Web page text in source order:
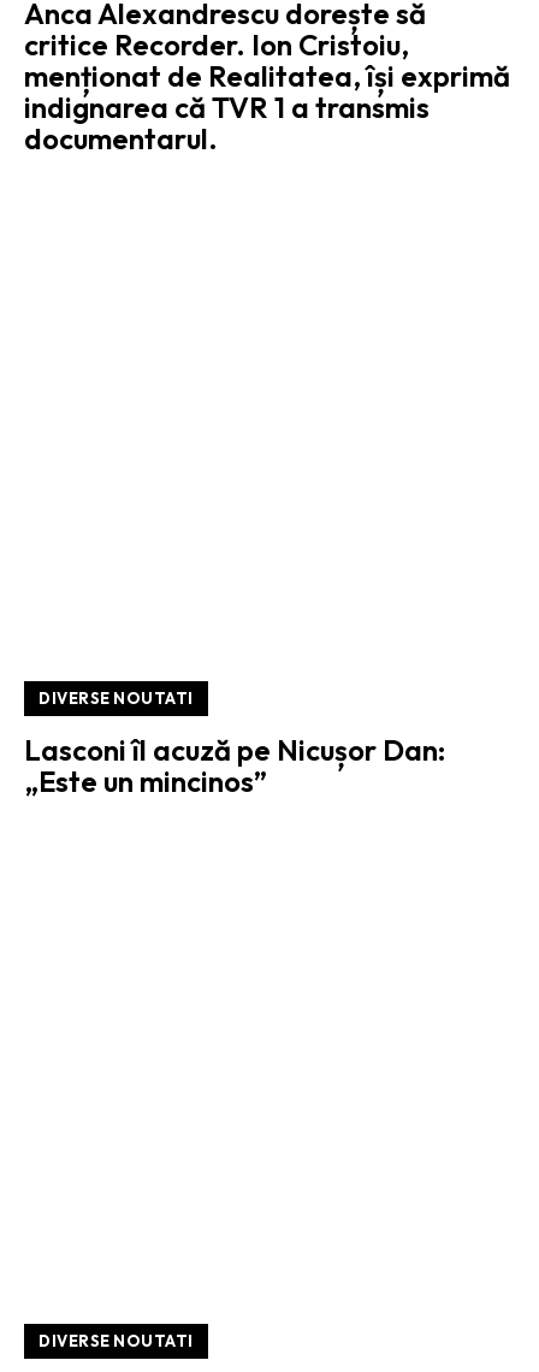
Anca Alexandrescu dorește să
critice Recorder. Ion Cristoiu,
menționat de Realitatea, își exprimă
indignarea că TVR 1 a transmis
documentarul.
DIVERSE NOUTATI
Lasconi îl acuză pe Nicușor Dan:
„Este un mincinos”
DIVERSE NOUTATI